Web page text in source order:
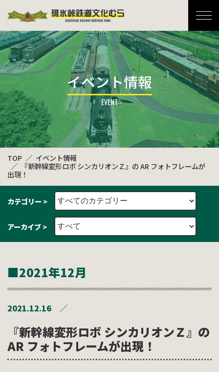
イベント情報
TOP
イベント情報
『新幹線変形ロボ シンカリオンＺ』の AR フォトフレームが
出現！
カテゴリー >
アーカイブ >
■2021年12月
2021.12.16／
『新幹線変形ロボ シンカリオンＺ』の
AR フォトフレームが出現！